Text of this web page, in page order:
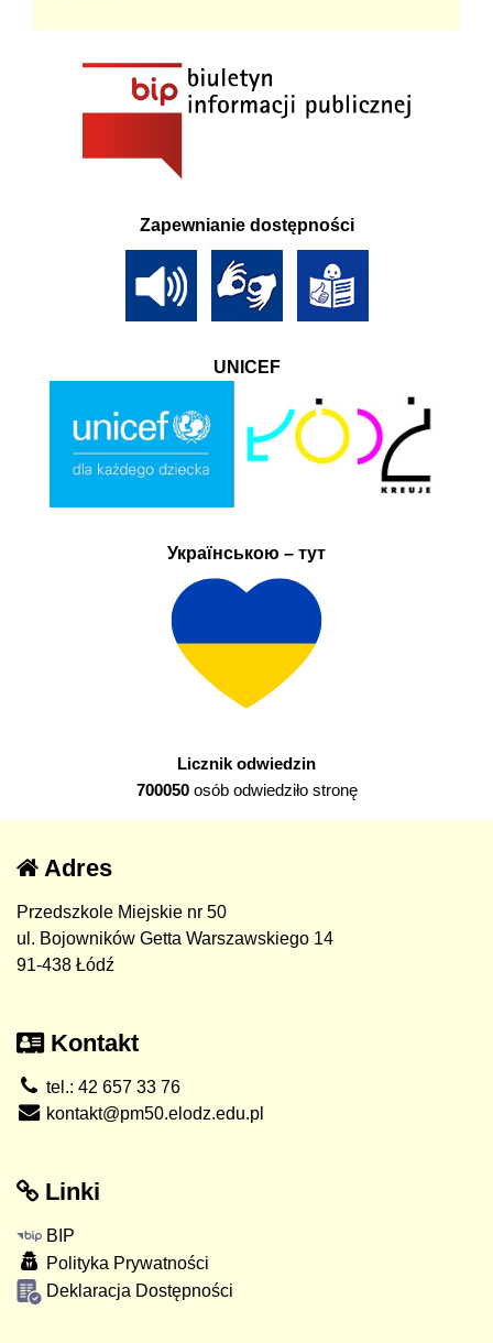
Zapewnianie dostępności
UNICEF
Українською – тут
Licznik odwiedzin
700050osób odwiedziło stronę
Adres
Przedszkole Miejskie nr 50
ul. Bojowników Getta Warszawskiego 14
91-438 Łódź
Kontakt
tel.: 42 657 33 76
kontakt@pm50.elodz.edu.pl
Linki
BIP
Polityka Prywatności
Deklaracja Dostępności